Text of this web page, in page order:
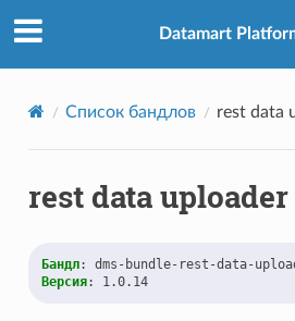
Datamart
Список бандлов rest data
rest data uploader
Бандл:
dms-bundle-rest-data-
Версия: 1.0.14